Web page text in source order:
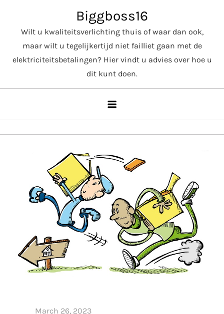
content
Biggboss16
Wilt u kwaliteitsverlichting thuis of waar dan ook,
maar wilt u tegelijkertijd niet failliet gaan met de
elektriciteitsbetalingen? Hier vindt u advies over hoe u
dit kunt doen.